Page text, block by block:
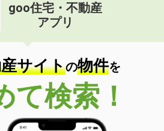
goo住宅・不動産
アプリ
サイトの物件を
て検索！